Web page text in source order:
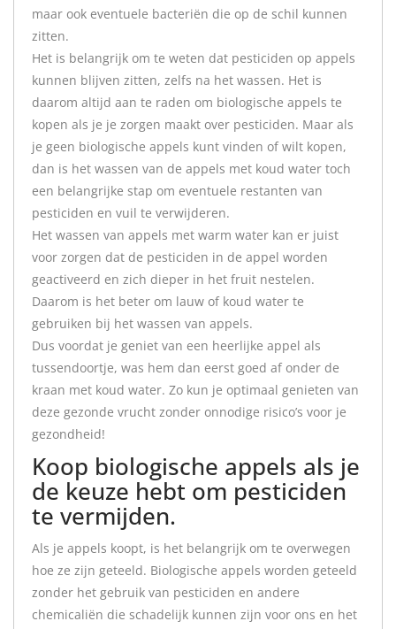
maar ook eventuele bacteriën die op de schil kunnen
zitten.
Het is belangrijk om te weten dat pesticiden op appels
kunnen blijven zitten, zelfs na het wassen. Het is
daarom altijd aan te raden om biologische appels te
kopen als je je zorgen maakt over pesticiden. Maar als
je geen biologische appels kunt vinden of wilt kopen,
dan is het wassen van de appels met koud water toch
een belangrijke stap om eventuele restanten van
pesticiden en vuil te verwijderen.
Het wassen van appels met warm water kan er juist
voor zorgen dat de pesticiden in de appel worden
geactiveerd en zich dieper in het fruit nestelen.
Daarom is het beter om lauw of koud water te
gebruiken bij het wassen van appels.
Dus voordat je geniet van een heerlijke appel als
tussendoortje, was hem dan eerst goed af onder de
kraan met koud water. Zo kun je optimaal genieten van
deze gezonde vrucht zonder onnodige risico’s voor je
gezondheid!
Koop biologische appels als je
de keuze hebt om pesticiden
te vermijden.
Als je appels koopt, is het belangrijk om te overwegen
hoe ze zijn geteeld. Biologische appels worden geteeld
zonder het gebruik van pesticiden en andere
chemicaliën die schadelijk kunnen zijn voor ons en het